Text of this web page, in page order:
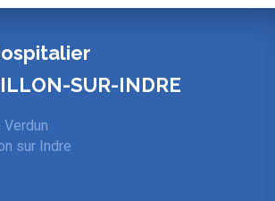
SUR-INDRE
sur Indre